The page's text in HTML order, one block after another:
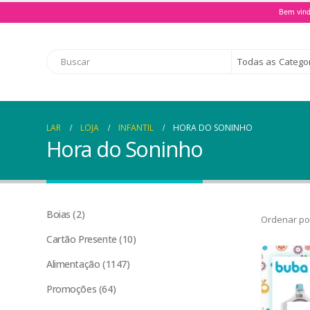
Bem
Todas as
LAR LOJA INFANTIL HORA DO SONINHO
Hora do Soninho
Ordenar
Boias 2
Cartão Presente 10
Alimentação 1147
Promoções 64